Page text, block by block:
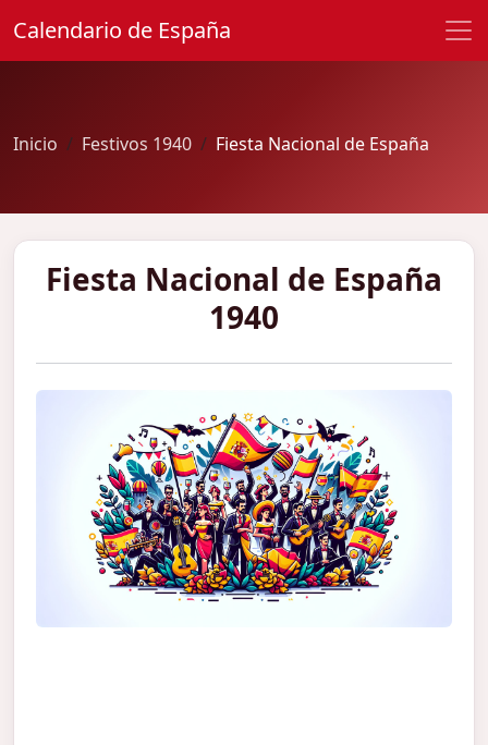
Calendario de España
Inicio Festivos 1940 Fiesta Nacional de España
Fiesta Nacional de España
1940